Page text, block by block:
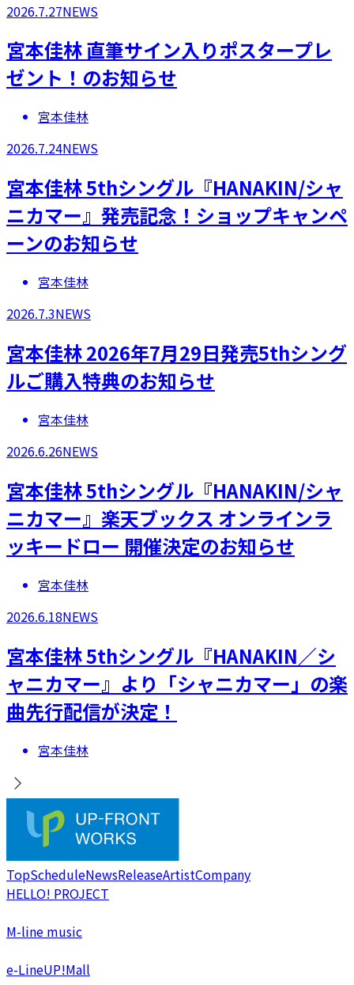
2026.7.27NEWS
宮本佳林 直筆サイン入りポスタープレ
ゼント！のお知らせ
宮本佳林
2026.7.24NEWS
宮本佳林 5thシングル『HANAKIN/シャ
ニカマー』発売記念！ショップキャンペ
ーンのお知らせ
宮本佳林
2026.7.3NEWS
宮本佳林 2026年7月29日発売5thシング
ルご購入特典のお知らせ
宮本佳林
2026.6.26NEWS
宮本佳林 5thシングル『HANAKIN/シャ
ニカマー』楽天ブックス オンラインラ
ッキードロー 開催決定のお知らせ
宮本佳林
2026.6.18NEWS
宮本佳林 5thシングル『HANAKIN／シ
ャニカマー』より「シャニカマー」の楽
曲先行配信が決定！
宮本佳林
TopScheduleNewsReleaseArtistCompany
HELLO! PROJECT
M-line music
e-LineUP!Mall